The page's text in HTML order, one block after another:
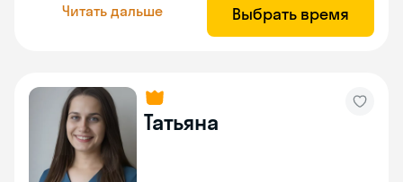
Читать дальше Выбрать время
Татьяна